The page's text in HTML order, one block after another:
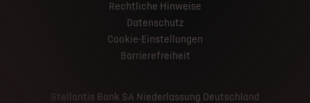
Rechtliche Hinweise
Datenschutz
Cookie-Einstellungen
Barrierefreiheit
Stellantis Bank SA Niederlassung Deutschland